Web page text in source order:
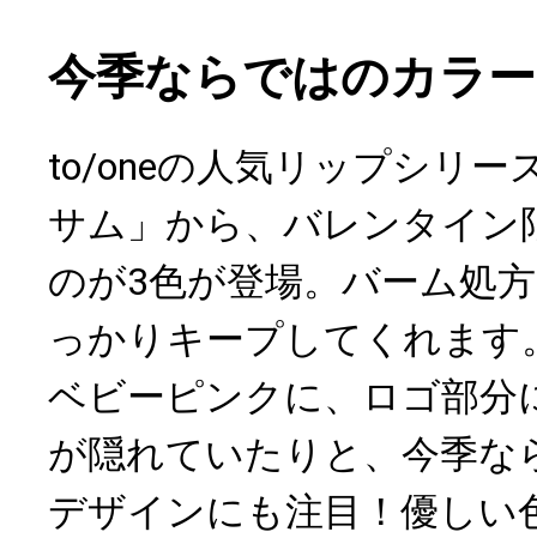
今季ならではのカラ
to/oneの人気リップシリー
サム」から、バレンタイン
のが3色が登場。バーム処
っかりキープしてくれます
ベビーピンクに、ロゴ部分
が隠れていたりと、今季な
デザインにも注目！優しい